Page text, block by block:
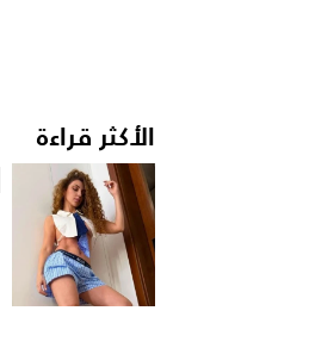
الأكثر قراءة